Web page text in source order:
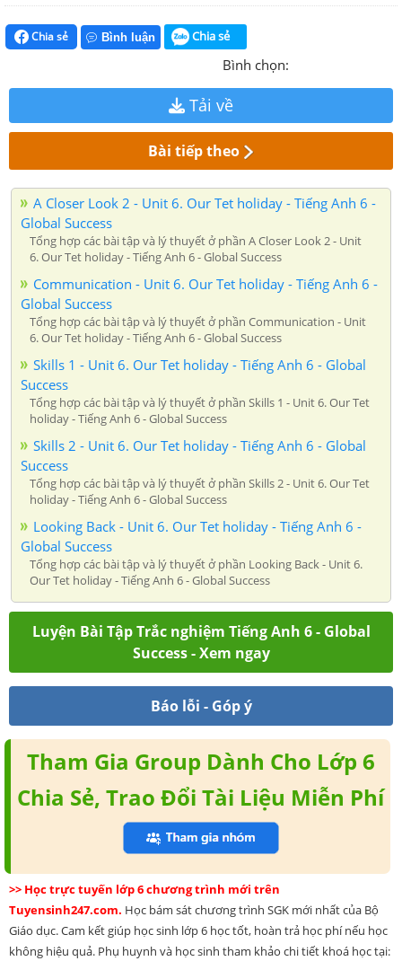
Chia sẻ Bình luận Chia sẻ
Bình chọn:
Tải về
Bài tiếp theo
A Closer Look 2 - Unit 6. Our Tet holiday - Tiếng Anh 6 -
Global Success
Tổng hợp các bài tập và lý thuyết ở phần A Closer Look 2 - Unit
6. Our Tet holiday - Tiếng Anh 6 - Global Success
Communication - Unit 6. Our Tet holiday - Tiếng Anh 6 -
Global Success
Tổng hợp các bài tập và lý thuyết ở phần Communication - Unit
6. Our Tet holiday - Tiếng Anh 6 - Global Success
Skills 1 - Unit 6. Our Tet holiday - Tiếng Anh 6 - Global
Success
Tổng hợp các bài tập và lý thuyết ở phần Skills 1 - Unit 6. Our Tet
holiday - Tiếng Anh 6 - Global Success
Skills 2 - Unit 6. Our Tet holiday - Tiếng Anh 6 - Global
Success
Tổng hợp các bài tập và lý thuyết ở phần Skills 2 - Unit 6. Our Tet
holiday - Tiếng Anh 6 - Global Success
Looking Back - Unit 6. Our Tet holiday - Tiếng Anh 6 -
Global Success
Tổng hợp các bài tập và lý thuyết ở phần Looking Back - Unit 6.
Our Tet holiday - Tiếng Anh 6 - Global Success
Luyện Bài Tập Trắc nghiệm Tiếng Anh 6 - Global
Success - Xem ngay
Báo lỗi - Góp ý
Tham Gia Group Dành Cho Lớp 6
Chia Sẻ, Trao Đổi Tài Liệu Miễn Phí
>> Học trực tuyến lớp 6 chương trình mới trên
Tuyensinh247.com. Học bám sát chương trình SGK mới nhất của Bộ
Giáo dục. Cam kết giúp học sinh lớp 6 học tốt, hoàn trả học phí nếu học
không hiệu quả. Phụ huynh và học sinh tham khảo chi tiết khoá học tại: